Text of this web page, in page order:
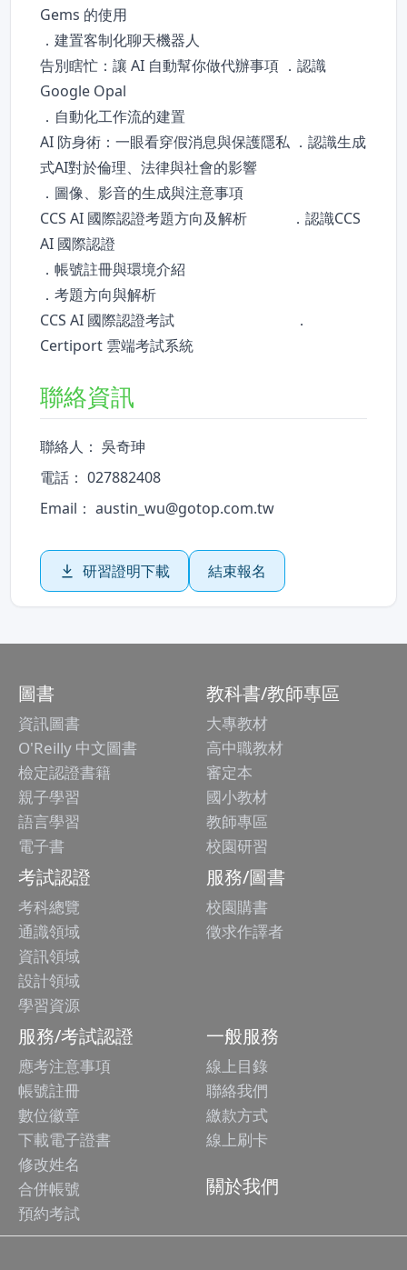
Gems 的使用
．建置客制化聊天機器人
告別瞎忙：讓 AI 自動幫你做代辦事項 ．認識
Google Opal
．自動化工作流的建置
AI 防身術：一眼看穿假消息與保護隱私 ．認識生成
式AI對於倫理、法律與社會的影響
．圖像、影音的生成與注意事項
CCS AI 國際認證考題方向及解析 ．認識CCS
AI 國際認證
．帳號註冊與環境介紹
．考題方向與解析
CCS AI 國際認證考試 ．
聯絡資訊
聯絡人： 吳奇珅
電話： 027882408
Email： austin_wu@gotop.com.tw
研習證明下載 結束報名
圖書
資訊圖書
O'Reilly 中文圖書
檢定認證書籍
親子學習
語言學習
電子書
教科書/教師專區
大專教材
高中職教材
審定本
國小教材
教師專區
校園研習
考試認證
考科總覽
通識領域
資訊領域
設計領域
學習資源
服務/圖書
校園購書
徵求作譯者
服務/考試認證
應考注意事項
帳號註冊
數位徽章
下載電子證書
修改姓名
合併帳號
預約考試
一般服務
線上目錄
聯絡我們
繳款方式
線上刷卡
關於我們